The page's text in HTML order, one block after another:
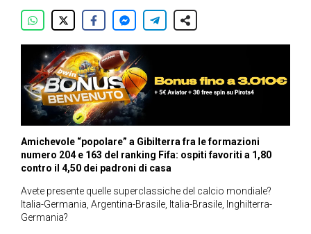
Amichevole “popolare” a Gibilterra fra le formazioni
numero 204 e 163 del ranking Fifa: ospiti favoriti a 1,80
contro il 4,50 dei padroni di casa
Avete presente quelle superclassiche del calcio mondiale?
Italia-Germania, Argentina-Brasile, Italia-Brasile, Inghilterra-
Germania?